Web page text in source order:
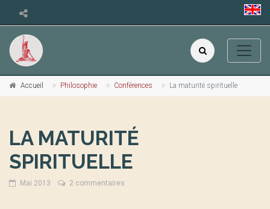
Accueil Philosophie Conférences La maturité spirituelle
LA MATURITÉ
SPIRITUELLE
Mai 2013 2 commentaires